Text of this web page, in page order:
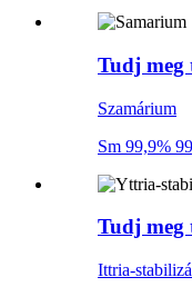
Tudj meg
Szamárium
Sm 99,9%
Tudj meg
Ittria-